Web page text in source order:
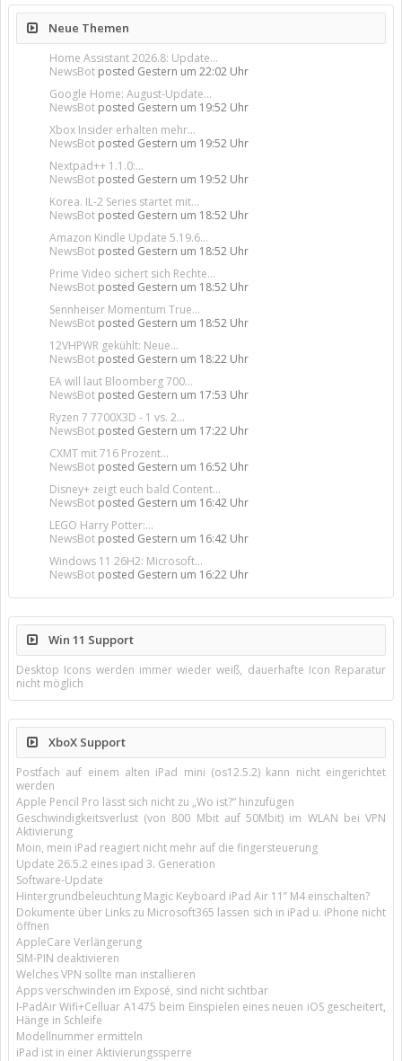
Neue Themen
Home Assistant 2026.8: Update...
NewsBot posted Gestern um 22:02 Uhr
Google Home: August-Update...
NewsBot posted Gestern um 19:52 Uhr
Xbox Insider erhalten mehr...
NewsBot posted Gestern um 19:52 Uhr
Nextpad++ 1.1.0:...
NewsBot posted Gestern um 19:52 Uhr
Korea. IL-2 Series startet mit...
NewsBot posted Gestern um 18:52 Uhr
Amazon Kindle Update 5.19.6...
NewsBot posted Gestern um 18:52 Uhr
Prime Video sichert sich Rechte...
NewsBot posted Gestern um 18:52 Uhr
Sennheiser Momentum True...
NewsBot posted Gestern um 18:52 Uhr
12VHPWR gekühlt: Neue...
NewsBot posted Gestern um 18:22 Uhr
EA will laut Bloomberg 700...
NewsBot posted Gestern um 17:53 Uhr
Ryzen 7 7700X3D - 1 vs. 2...
NewsBot posted Gestern um 17:22 Uhr
CXMT mit 716 Prozent...
NewsBot posted Gestern um 16:52 Uhr
Disney+ zeigt euch bald Content...
NewsBot posted Gestern um 16:42 Uhr
LEGO Harry Potter:...
NewsBot posted Gestern um 16:42 Uhr
Windows 11 26H2: Microsoft...
NewsBot posted Gestern um 16:22 Uhr
Win 11 Support
Desktop Icons werden immer wieder weiß, dauerhafte Icon Reparatur
nicht möglich
XboX Support
Postfach auf einem alten iPad mini (os12.5.2) kann nicht eingerichtet
werden
Apple Pencil Pro lässt sich nicht zu „Wo ist?“ hinzufügen
Geschwindigkeitsverlust (von 800 Mbit auf 50Mbit) im WLAN bei VPN
Aktivierung
Moin, mein iPad reagiert nicht mehr auf die fingersteuerung
Update 26.5.2 eines ipad 3. Generation
Software-Update
Hintergrundbeleuchtung Magic Keyboard iPad Air 11’’ M4 einschalten?
Dokumente über Links zu Microsoft365 lassen sich in iPad u. iPhone nicht
öffnen
AppleCare Verlängerung
SIM-PIN deaktivieren
Welches VPN sollte man installieren
Apps verschwinden im Exposé, sind nicht sichtbar
I-PadAir Wifi+Celluar A1475 beim Einspielen eines neuen iOS gescheitert,
Hänge in Schleife
Modellnummer ermitteln
iPad ist in einer Aktivierungssperre